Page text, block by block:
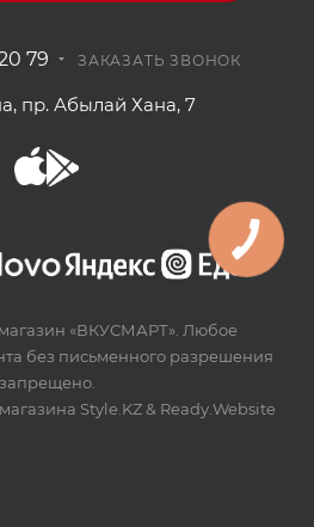
79 ЗАКАЗАТЬ ЗВОНОК
пр. Абылай Хана, 7
«ВКУСМАРТ». Любое
без письменного разрешения
запрещено.
Style.KZ& Ready.Website